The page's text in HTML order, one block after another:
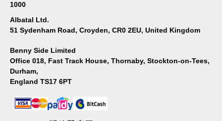
1000
Albatal Ltd.
51 Sydenham Road, Croyden, CR0 2EU, United Kingdom
Benny Side Limited
Office 018, Fast Track House, Thornaby, Stockton-on-Tees,
Durham,
England TS17 6PT